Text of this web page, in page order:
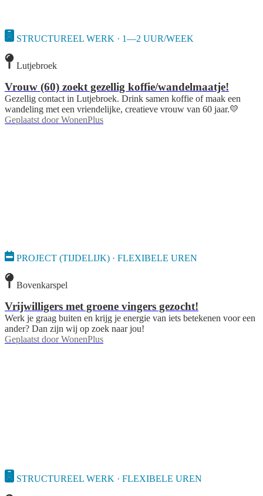
STRUCTUREEL WERK · 1—2 UUR/WEEK
Lutjebroek
Vrouw (60) zoekt gezellig koffie/wandelmaatje!
Gezellig contact in Lutjebroek. Drink samen koffie of maak een
wandeling met een vriendelijke, creatieve vrouw van 60 jaar.💛
Geplaatst door WonenPlus
PROJECT (TIJDELIJK) · FLEXIBELE UREN
Bovenkarspel
Vrijwilligers met groene vingers gezocht!
Werk je graag buiten en krijg je energie van iets betekenen voor een
ander? Dan zijn wij op zoek naar jou!
Geplaatst door WonenPlus
STRUCTUREEL WERK · FLEXIBELE UREN